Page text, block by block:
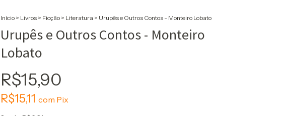
Início > Livros > Ficção > Literatura > Urupês e Outros Contos - Monteiro Lobato
Urupês e Outros Contos - Monteiro
Lobato
R$15,90
R$15,11 com Pix